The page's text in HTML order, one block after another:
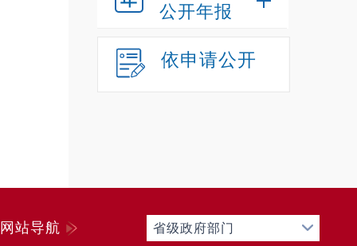
公开年报
依申请公开
网站导航 省级政府部门